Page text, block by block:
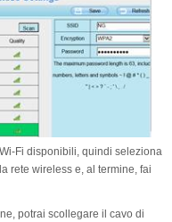
Fi disponibili, quindi seleziona
rete wireless e, al termine, fai
potrai scollegare il cavo di